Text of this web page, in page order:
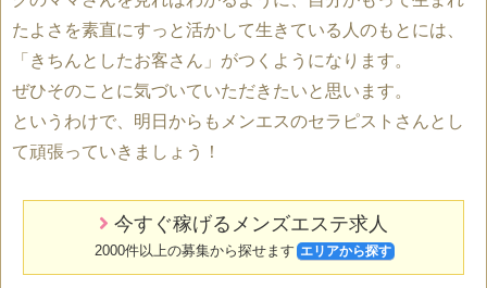
たよさを素直にすっと活かして生きている人のもとには、
「きちんとしたお客さん」がつくようになります。
ぜひそのことに気づいていただきたいと思います。
というわけで、明日からもメンエスのセラピストさんとし
て頑張っていきましょう！
今すぐ稼げるメンズエステ求人
2000件以上の募集から探せます エリアから探す